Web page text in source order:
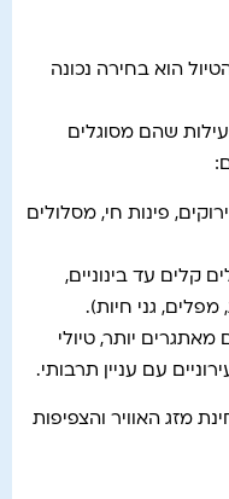
הוא בחירה נכונה
שהם מסוגלים
פינות חי, מסלולים
קלים עד בינוניים,
גני חיות).
מאתגרים יותר, טיולי
עם עניין תרבותי.
מזג האוויר והצפיפות